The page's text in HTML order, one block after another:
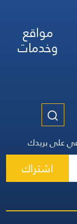
مواقع
وخدمات
على بريدك
اشتراك